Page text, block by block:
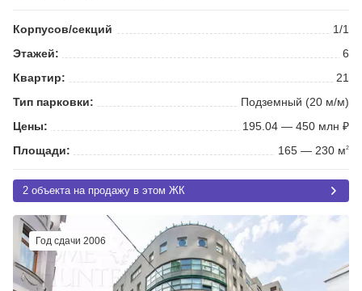
Корпусов/секций
1/1
Этажей:
6
Квартир:
21
Тип парковки:
Подземный (20 м/м)
Цены:
195.04 — 450 млн ₽
Площади:
165 — 230 м2
2 объекта на продажу в этом ЖК
Год сдачи 2006